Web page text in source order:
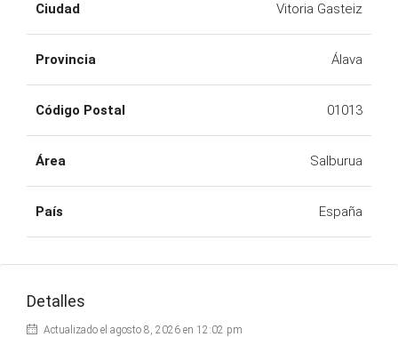
Ciudad Vitoria Gasteiz
Provincia Álava
Código Postal 01013
Área Salburua
País España
Detalles
Actualizado el agosto 8, 2026 en 12:02 pm